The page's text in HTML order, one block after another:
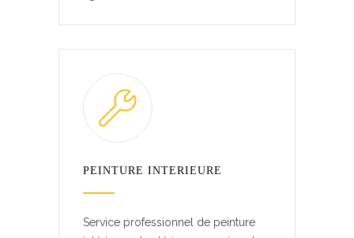
PEINTURE INTERIEURE
Service professionnel de peinture